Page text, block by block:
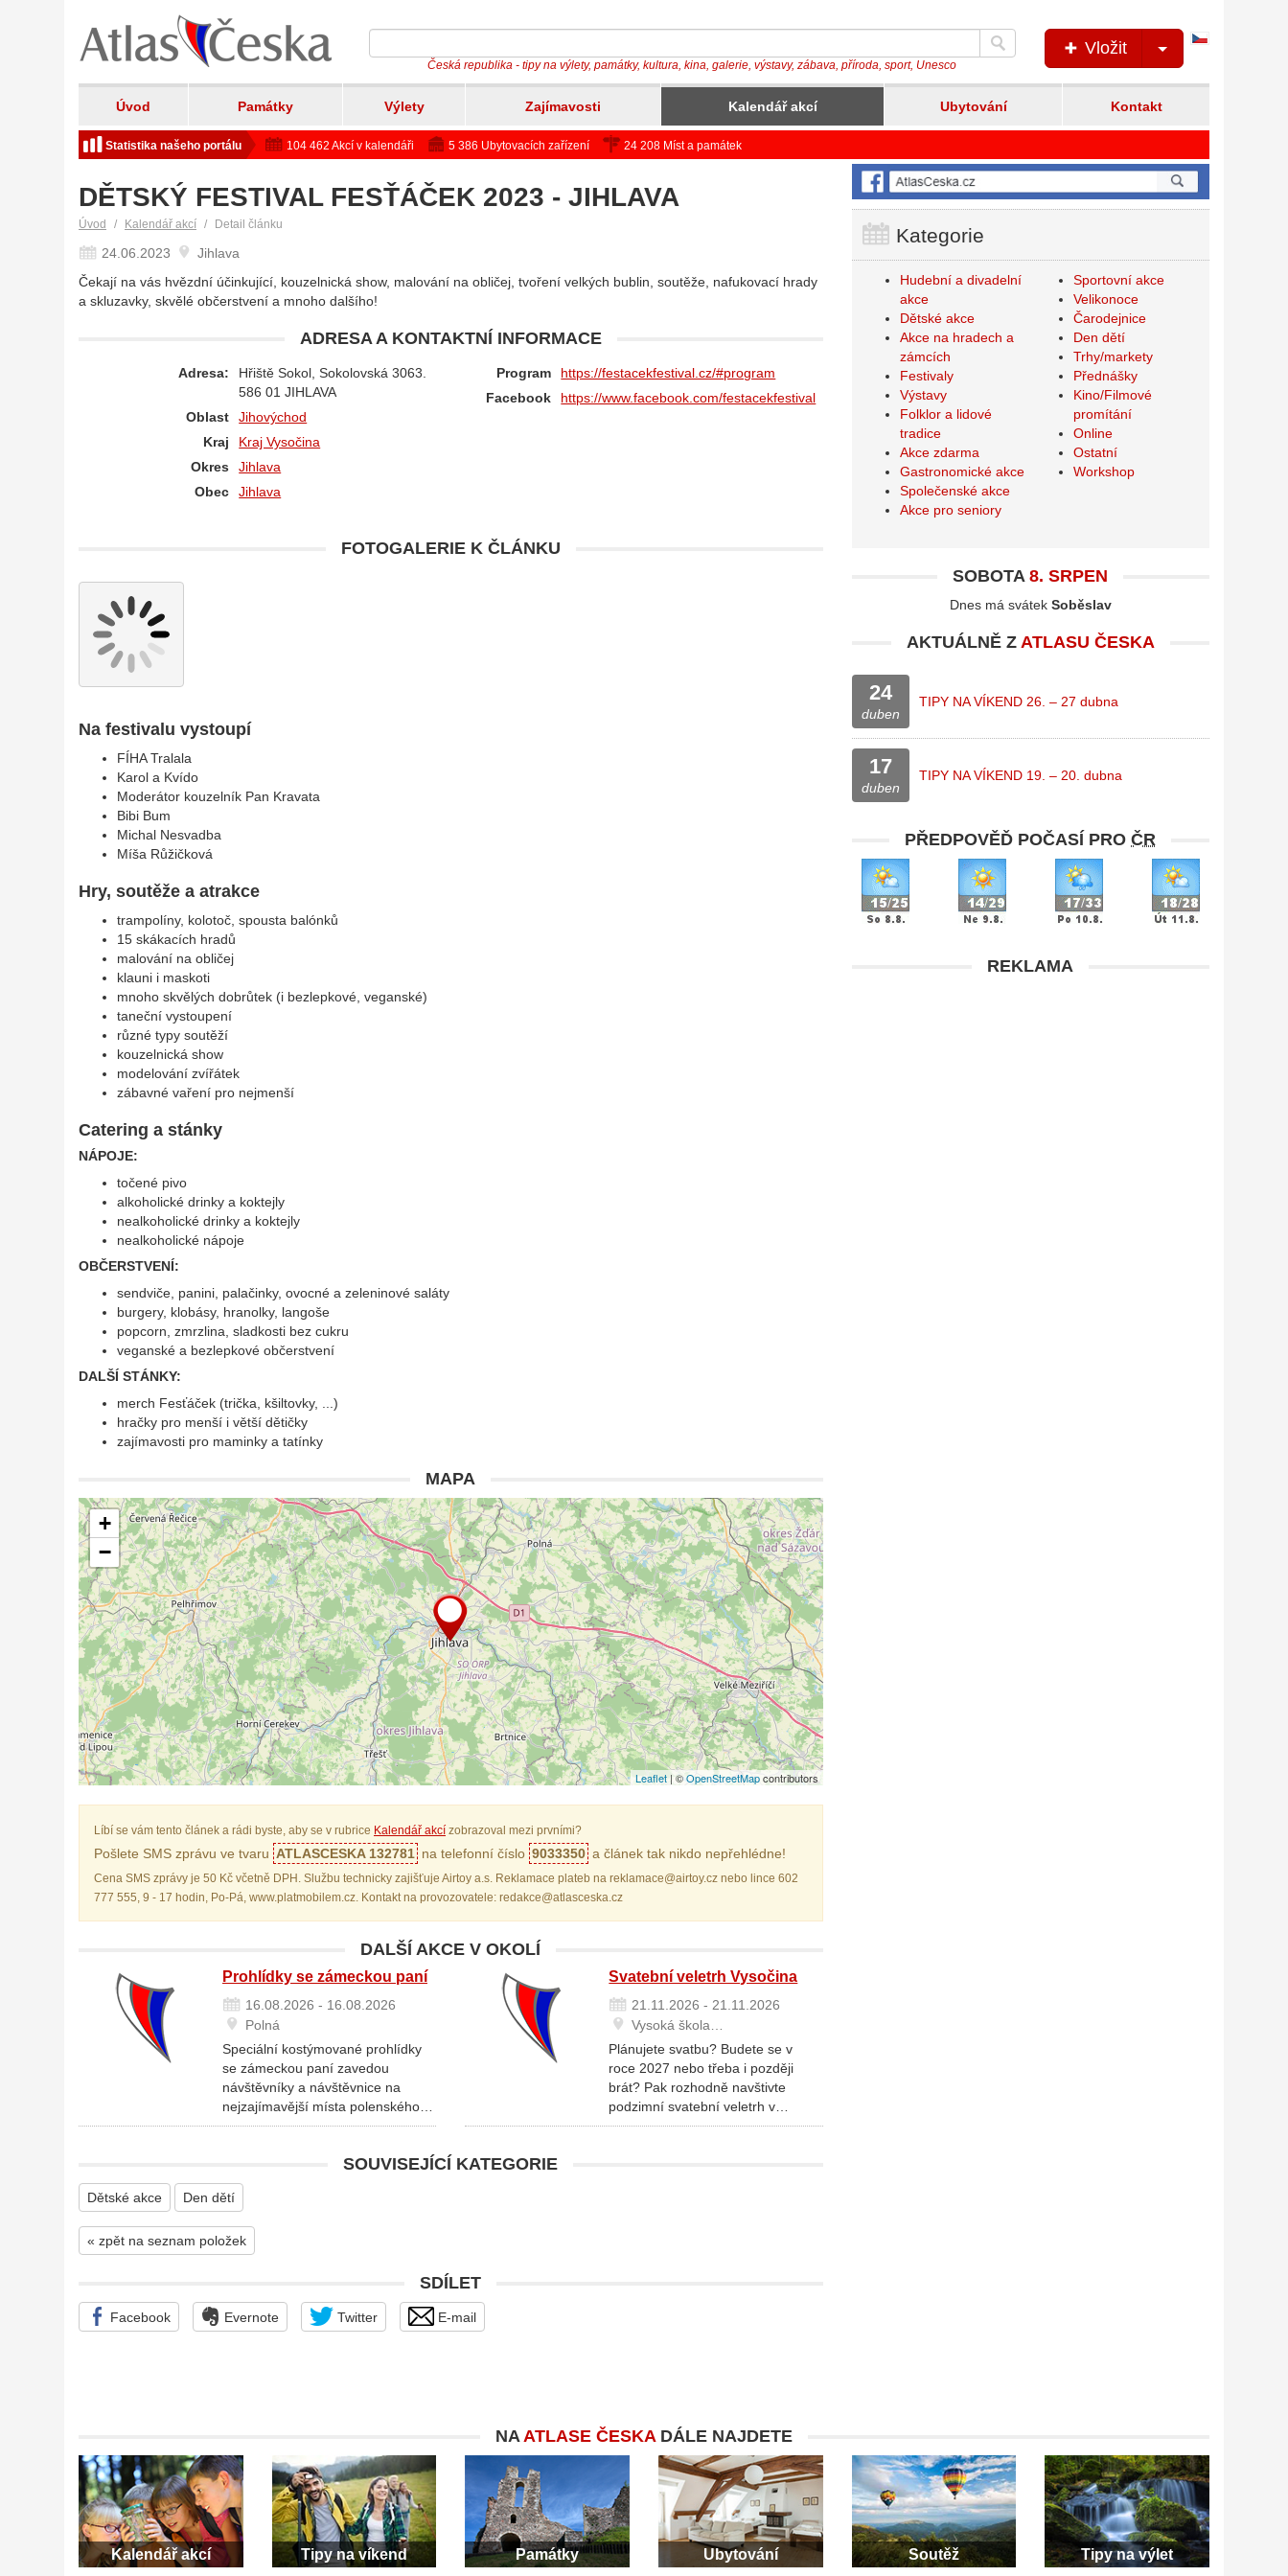
Česká republika - tipy na výlety, památky, kultura, kina, galerie, výstavy, zábava, příroda, sport, Unesco
Vložit
Úvod Památky Výlety Zajímavosti Kalendář akcí Ubytování Kontakt
Statistika našeho portálu 104 462 Akcí v kalendáři 5 386 Ubytovacích zařízení 24 208 Míst a památek
DĚTSKÝ FESTIVAL FESŤÁČEK 2023 - JIHLAVA
Úvod Kalendář akcí Detail článku
24.06.2023
Jihlava
Čekají na vás hvězdní účinkující, kouzelnická show, malování na obličej, tvoření velkých bublin, soutěže, nafukovací hrady
a skluzavky, skvělé občerstvení a mnoho dalšího!
ADRESA A KONTAKTNÍ INFORMACE
Adresa:
Hřiště Sokol, Sokolovská 3063.
586 01 JIHLAVA
Oblast
Jihovýchod
Kraj
Kraj Vysočina
Okres
Jihlava
Obec
Jihlava
Program
https://festacekfestival.cz/#program
Facebook
https://www.facebook.com/festacekfestival
FOTOGALERIE K ČLÁNKU
Na festivalu vystoupí
FÍHA Tralala
Karol a Kvído
Moderátor kouzelník Pan Kravata
Bibi Bum
Michal Nesvadba
Míša Růžičková
Hry, soutěže a atrakce
trampolíny, kolotoč, spousta balónků
15 skákacích hradů
malování na obličej
klauni i maskoti
mnoho skvělých dobrůtek (i bezlepkové, veganské)
taneční vystoupení
různé typy soutěží
kouzelnická show
modelování zvířátek
zábavné vaření pro nejmenší
Catering a stánky
NÁPOJE:
točené pivo
alkoholické drinky a koktejly
nealkoholické drinky a koktejly
nealkoholické nápoje
OBČERSTVENÍ:
sendviče, panini, palačinky, ovocné a zeleninové saláty
burgery, klobásy, hranolky, langoše
popcorn, zmrzlina, sladkosti bez cukru
veganské a bezlepkové občerstvení
DALŠÍ STÁNKY:
merch Fesťáček (trička, kšiltovky, ...)
hračky pro menší i větší dětičky
zajímavosti pro maminky a tatínky
MAPA
+
−
Leaflet| ©OpenStreetMapcontributors
Líbí se vám tento článek a rádi byste, aby se v rubrice Kalendář akcí zobrazoval mezi prvními?
Pošlete SMS zprávu ve tvaru ATLASCESKA 132781 na telefonní číslo 9033350 a článek tak nikdo nepřehlédne!
Cena SMS zprávy je 50 Kč včetně DPH. Službu technicky zajišťuje Airtoy a.s. Reklamace plateb na reklamace@airtoy.cz nebo lince 602
777 555, 9 - 17 hodin, Po-Pá, www.platmobilem.cz. Kontakt na provozovatele: redakce@atlasceska.cz
DALŠÍ AKCE V OKOLÍ
Prohlídky se zámeckou paní
16.08.2026 - 16.08.2026
Polná
Speciální kostýmované prohlídky
se zámeckou paní zavedou
návštěvníky a návštěvnice na
nejzajímavější místa polenského…
Svatební veletrh Vysočina
21.11.2026 - 21.11.2026
Vysoká škola…
Plánujete svatbu? Budete se v
roce 2027 nebo třeba i později
brát? Pak rozhodně navštivte
podzimní svatební veletrh v…
SOUVISEJÍCÍ KATEGORIE
Dětské akce Den dětí
« zpět na seznam položek
SDÍLET
Facebook Evernote Twitter E-mail
Kategorie
Hudební a divadelní
akce
Dětské akce
Akce na hradech a
zámcích
Festivaly
Výstavy
Folklor a lidové
tradice
Akce zdarma
Gastronomické akce
Společenské akce
Akce pro seniory
Sportovní akce
Velikonoce
Čarodejnice
Den dětí
Trhy/markety
Přednášky
Kino/Filmové
promítání
Online
Ostatní
Workshop
SOBOTA8. SRPEN
Dnes má svátek Soběslav
AKTUÁLNĚ Z ATLASU ČESKA
24
duben
TIPY NA VÍKEND 26. – 27 dubna
17
duben
TIPY NA VÍKEND 19. – 20. dubna
PŘEDPOVĚĎ POČASÍ PROČR
REKLAMA
NAATLASE ČESKADÁLE NAJDETE
Kalendář akcí Tipy na víkend Památky Ubytování Soutěž Tipy na výlet